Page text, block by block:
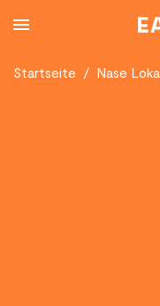
TO
Startseite / Nase